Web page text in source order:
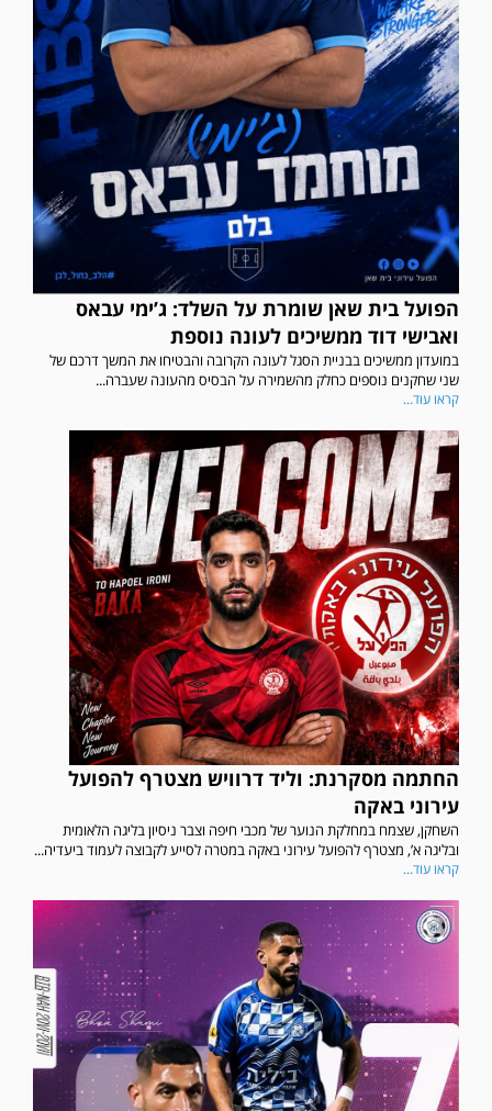
הפועל בית שאן שומרת על השלד: ג’ימי עבאס
ואבישי דוד ממשיכים לעונה נוספת
במועדון ממשיכים בבניית הסגל לעונה הקרובה והבטיחו את המשך דרכם של
שני שחקנים נוספים כחלק מהשמירה על הבסיס מהעונה שעברה...
קראו עוד...
החתמה מסקרנת: וליד דרוויש מצטרף להפועל
עירוני באקה
השחקן, שצמח במחלקת הנוער של מכבי חיפה וצבר ניסיון בליגה הלאומית
ובליגה א’, מצטרף להפועל עירוני באקה במטרה לסייע לקבוצה לעמוד ביעדיה...
קראו עוד...